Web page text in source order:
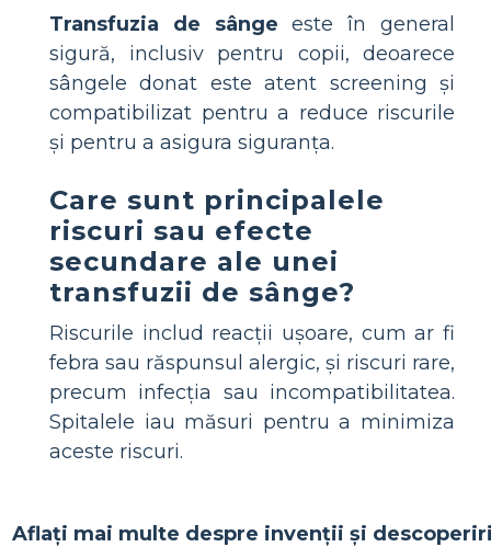
Transfuzia de sânge este în general
sigură, inclusiv pentru copii, deoarece
sângele donat este atent screening și
compatibilizat pentru a reduce riscurile
și pentru a asigura siguranța.
Care sunt principalele
riscuri sau efecte
secundare ale unei
transfuzii de sânge?
Riscurile includ reacții ușoare, cum ar fi
febra sau răspunsul alergic, și riscuri rare,
precum infecția sau incompatibilitatea.
Spitalele iau măsuri pentru a minimiza
aceste riscuri.
Aflați mai multe despre invenții și